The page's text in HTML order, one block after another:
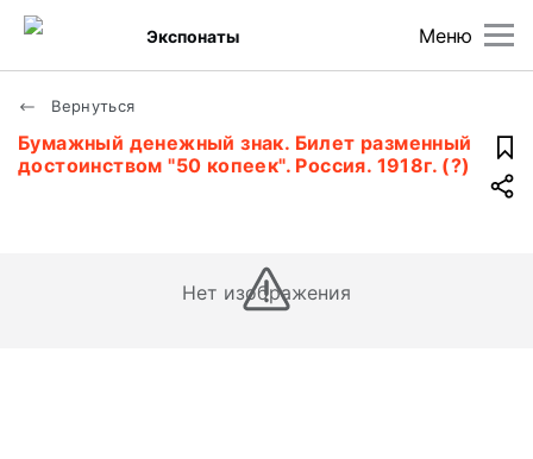
Меню
Экспонаты
Вернуться
Бумажный денежный знак. Билет разменный
достоинством "50 копеек". Россия. 1918г. (?)
Нет изображения